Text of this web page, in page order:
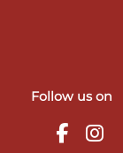
Follow us on